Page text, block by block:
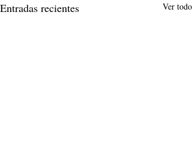
Entradas recientes Ver todo